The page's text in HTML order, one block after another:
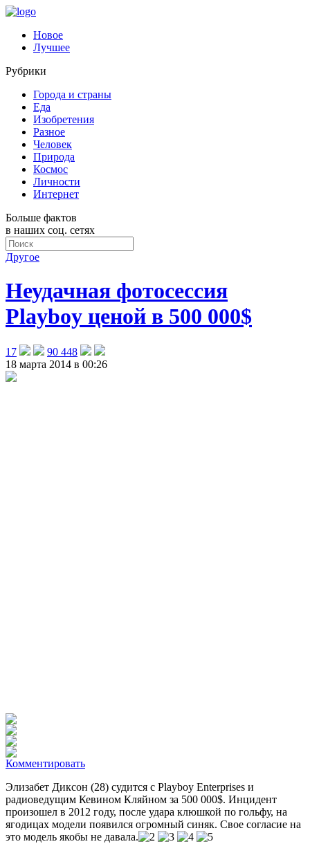
Новое
Лучшее
Рубрики
Города и страны
Еда
Изобретения
Разное
Человек
Природа
Космос
Личности
Интернет
Больше фактов
в наших соц. сетях
Другое
Неудачная фотосессия
Playboy ценой в 500 000$
17
90 448
18 марта 2014 в 00:26
Комментировать
Элизабет Диксон (28) судится с Playboy Enterprises и
радиоведущим Кевином Кляйном за 500 000$. Инцидент
произошел в 2012 году, после удара клюшкой по гольфу, на
ягодицах модели появился огромный синяк. Свое согласие на
это модель якобы не давала.